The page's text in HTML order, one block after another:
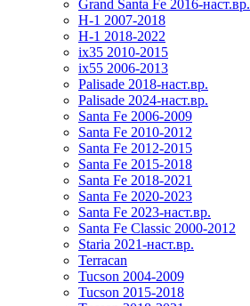
Grand Santa Fe 2016-наст.вр.
H-1 2007-2018
H-1 2018-2022
ix35 2010-2015
ix55 2006-2013
Palisade 2018-наст.вр.
Palisade 2024-наст.вр.
Santa Fe 2006-2009
Santa Fe 2010-2012
Santa Fe 2012-2015
Santa Fe 2015-2018
Santa Fe 2018-2021
Santa Fe 2020-2023
Santa Fe 2023-наст.вр.
Santa Fe Classic 2000-2012
Staria 2021-наст.вр.
Terracan
Tucson 2004-2009
Tucson 2015-2018